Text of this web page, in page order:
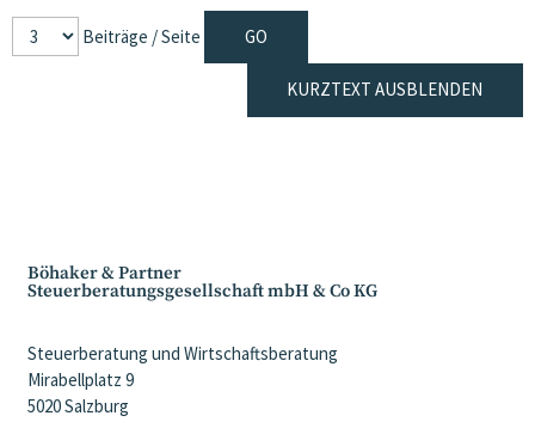
Beiträge / Seite
KURZTEXT AUSBLENDEN
Böhaker & Partner
Steuerberatungsgesellschaft mbH & Co KG
Steuerberatung und Wirtschaftsberatung
Mirabellplatz 9
5020 Salzburg